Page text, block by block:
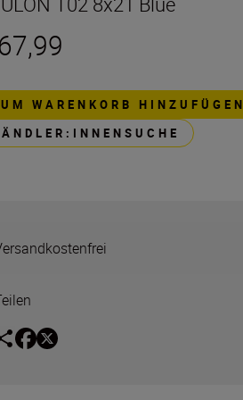
WARENKORB HINZUFÜGEN